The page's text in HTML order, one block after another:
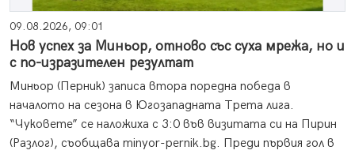
09.08.2026, 09:01
Нов успех за Миньор, отново със суха мрежа, но и
с по-изразителен резултат
Миньор (Перник) записа втора поредна победа в
началото на сезона в Югозападната Трета лига.
“Чуковете” се наложиха с 3:0 във визитата си на Пирин
(Разлог), съобщава minyor-pernik.bg. Преди първия гол в